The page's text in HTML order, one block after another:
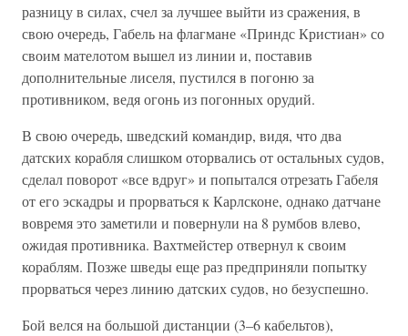
разницу в силах, счел за лучшее выйти из сражения, в
свою очередь, Габель на флагмане «Приндс Кристиан» со
своим мателотом вышел из линии и, поставив
дополнительные лиселя, пустился в погоню за
противником, ведя огонь из погонных орудий.
В свою очередь, шведский командир, видя, что два
датских корабля слишком оторвались от остальных судов,
сделал поворот «все вдруг» и попытался отрезать Габеля
от его эскадры и прорваться к Карлсконе, однако датчане
вовремя это заметили и повернули на 8 румбов влево,
ожидая противника. Вахтмейстер отвернул к своим
кораблям. Позже шведы еще раз предприняли попытку
прорваться через линию датских судов, но безуспешно.
Бой велся на большой дистанции (3–6 кабельтов),